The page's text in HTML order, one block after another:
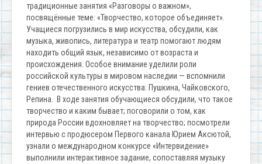
традиционные занятия «Разговоры о важном»,
посвящённые теме: «Творчество, которое объединяет».
Учащиеся погрузились в мир искусства, обсудили, как
музыка, живопись, литература и театр помогают людям
находить общий язык, независимо от возраста и
происхождения. Особое внимание уделили роли
российской культуры в мировом наследии — вспомнили
гениев отечественного искусства: Пушкина, Чайковского,
Репина. В ходе занятия обучающиеся обсудили, что такое
творчество и каким бывает; поговорили о том, как
природа России вдохновляет на творчество; посмотрели
интервью с продюсером Первого канала Юрием Аксютой,
узнали о международном конкурсе «Интервидение»
выполнили интерактивное задание, сопоставляя музыку